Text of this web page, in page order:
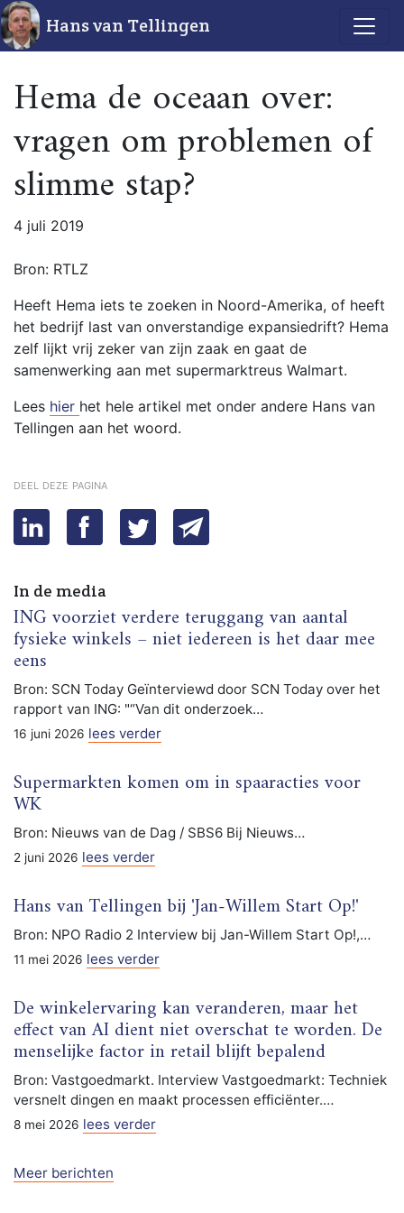
Hans van Tellingen
Hema de oceaan over:
vragen om problemen of
slimme stap?
4 juli 2019
Bron: RTLZ
Heeft Hema iets te zoeken in Noord-Amerika, of heeft
het bedrijf last van onverstandige expansiedrift? Hema
zelf lijkt vrij zeker van zijn zaak en gaat de
samenwerking aan met supermarktreus Walmart.
Lees hier het hele artikel met onder andere Hans van
Tellingen aan het woord.
deel deze pagina
In de media
ING voorziet verdere teruggang van aantal
fysieke winkels – niet iedereen is het daar mee
eens
Bron: SCN Today Geïnterviewd door SCN Today over het
rapport van ING: "“Van dit onderzoek…
16 juni 2026 lees verder
Supermarkten komen om in spaaracties voor
WK
Bron: Nieuws van de Dag / SBS6 Bij Nieuws…
2 juni 2026 lees verder
Hans van Tellingen bij 'Jan-Willem Start Op!'
Bron: NPO Radio 2 Interview bij Jan-Willem Start Op!,…
11 mei 2026 lees verder
De winkelervaring kan veranderen, maar het
effect van AI dient niet overschat te worden. De
menselijke factor in retail blijft bepalend
Bron: Vastgoedmarkt. Interview Vastgoedmarkt: Techniek
versnelt dingen en maakt processen efficiënter.…
8 mei 2026 lees verder
Meer berichten